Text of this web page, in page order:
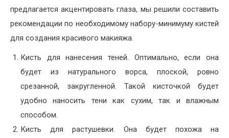
предлагается акцентировать глаза, мы решили составить
рекомендации по необходимому набору-минимуму кистей
для создания красивого макияжа.
Кисть для нанесения теней. Оптимально, если она
будет из натурального ворса, плоской, ровно
срезанной, закругленной. Такой кисточкой будет
удобно наносить тени как сухим, так и влажным
способом.
Кисть для растушевки. Она будет похожа на